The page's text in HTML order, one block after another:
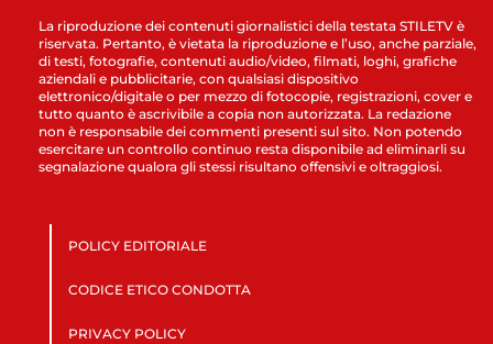
La riproduzione dei contenuti giornalistici della testata STILETV è
riservata. Pertanto, è vietata la riproduzione e l’uso, anche parziale,
di testi, fotografie, contenuti audio/video, filmati, loghi, grafiche
aziendali e pubblicitarie, con qualsiasi dispositivo
elettronico/digitale o per mezzo di fotocopie, registrazioni, cover e
tutto quanto è ascrivibile a copia non autorizzata. La redazione
non è responsabile dei commenti presenti sul sito. Non potendo
esercitare un controllo continuo resta disponibile ad eliminarli su
segnalazione qualora gli stessi risultano offensivi e oltraggiosi.
POLICY EDITORIALE
CODICE ETICO CONDOTTA
PRIVACY POLICY